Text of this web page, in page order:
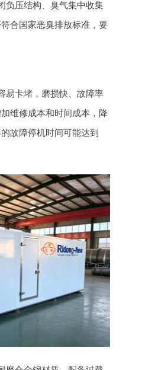
负压结构、臭气集中收集
合国家恶臭排放标准，要
易卡堵，磨损快、故障率
维修成本和时间成本，降
故障停机时间可能达到